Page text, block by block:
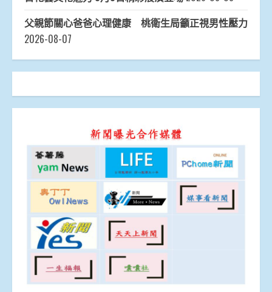
父親節關心爸爸心理健康 桃衛生局籲正視男性壓力
2026-08-07